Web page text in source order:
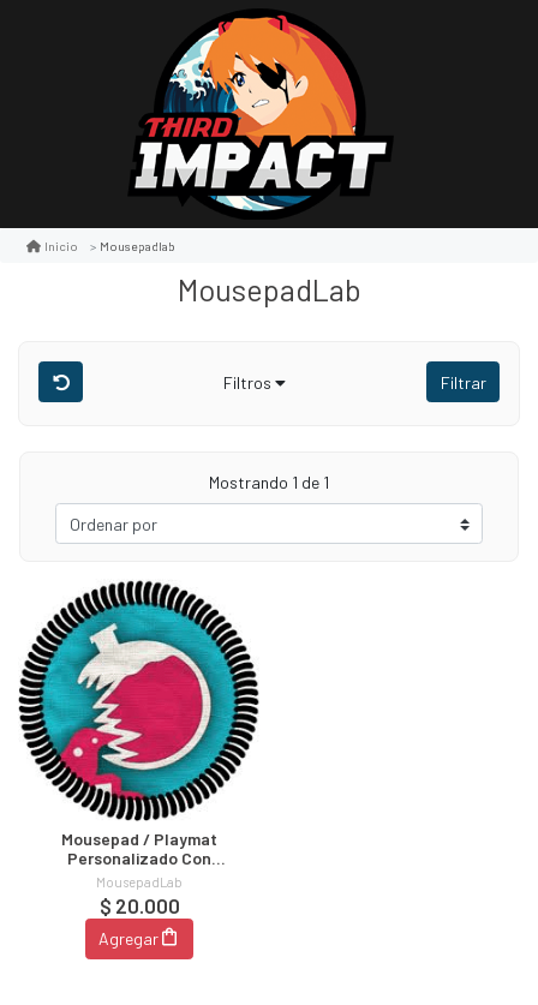
Inicio Mousepadlab
MousepadLab
Filtros Filtrar
Mostrando 1 de 1
Mousepad / Playmat
Personalizado Con
Bordado
MousepadLab
$ 20.000
Agregar